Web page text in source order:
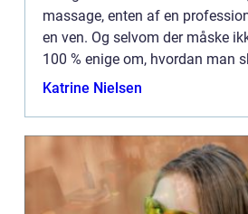
massage, enten af en
en ven. Og selvom der måske
100 % enige om, hvordan man
massage, så er de...
Katrine Nielsen